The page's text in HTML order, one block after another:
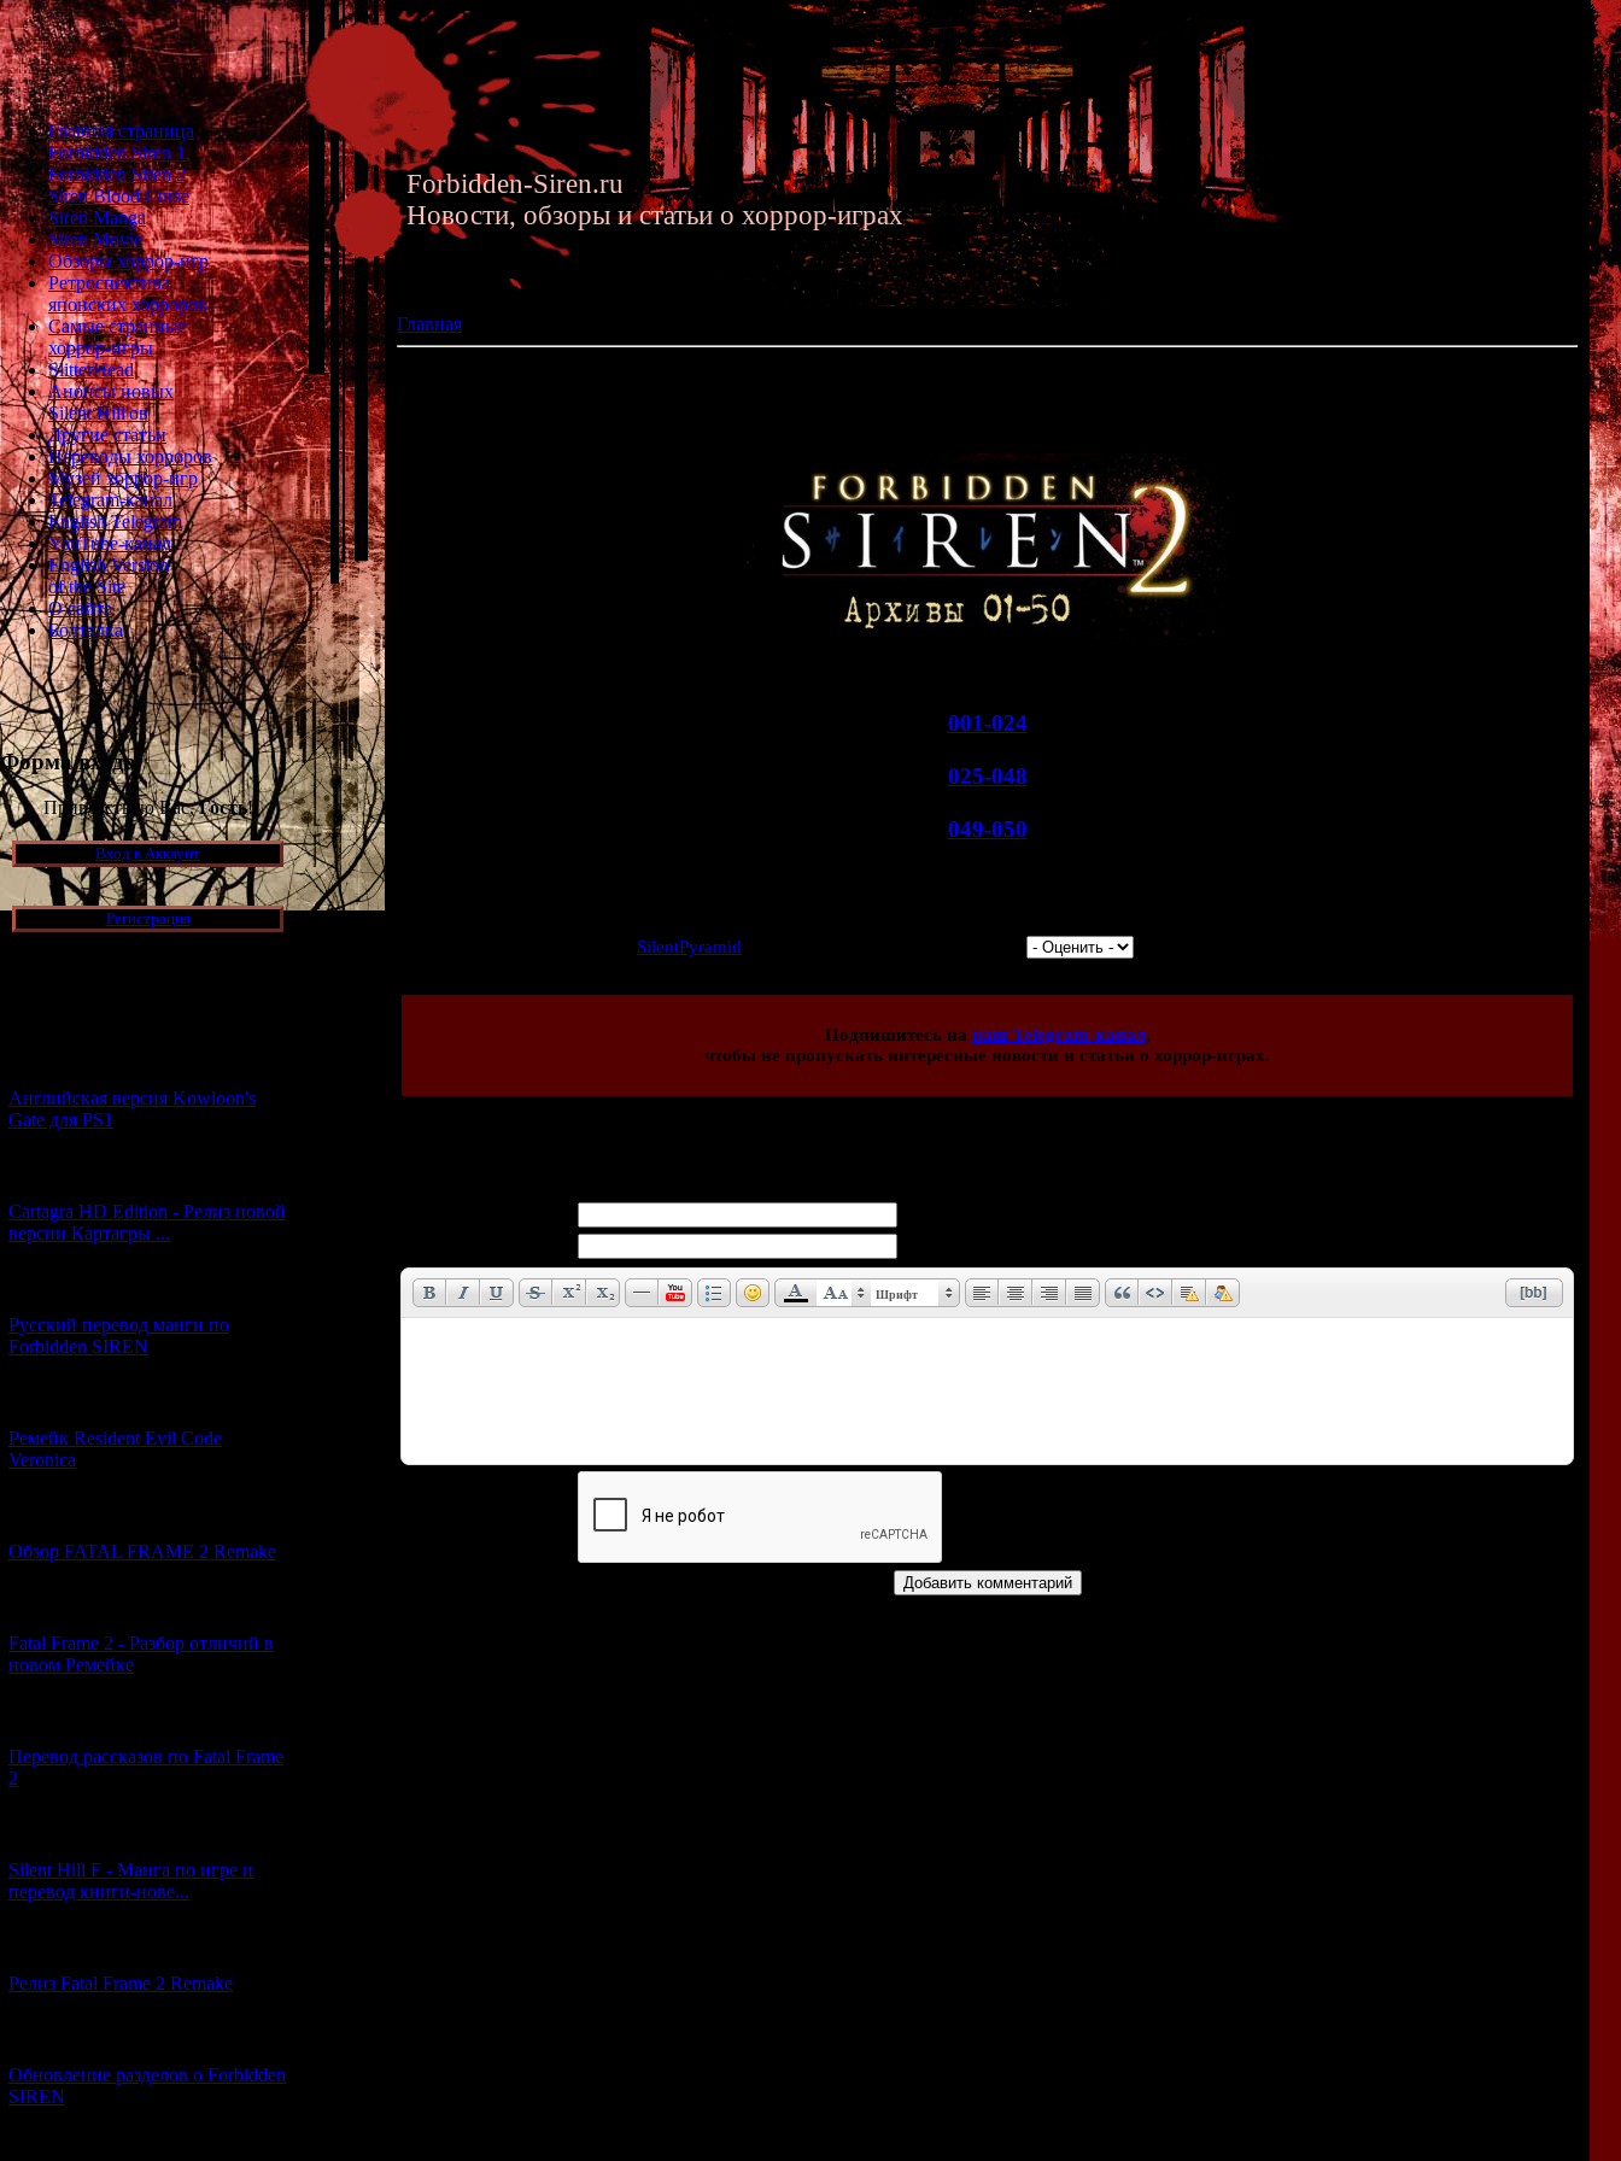
Главная страница
Forbidden Siren 1
Forbidden Siren 2
Siren Blood Curse
Siren Manga
Siren Movie
Обзоры хоррор-игр
Ретроспектива
японских хорроров
Самые странные
хоррор-игры
SlitterHead
Анонсы новых
Silent Hill'ов
Другие статьи
Переводы хорроров
Музей хоррор-игр
Telegram-канал
English Telegram
YouTube-канал
English Version
of the Site
О сайте
Болталка
Форма входа
Приветствую Вас,Гость!
Вход в Аккаунт
Регистрация
Английская версия Kowloon's
Gate для PS1
Cartagra HD Edition - Релиз новой
версии Картагры ...
Русский перевод манги по
Forbidden SIREN
Ремейк Resident Evil Code
Veronica
Обзор FATAL FRAME 2 Remake
Fatal Frame 2 - Разбор отличий в
новом Ремейке
Перевод рассказов по Fatal Frame
2
Silent Hill F - Манга по игре и
перевод книги-нове...
Релиз Fatal Frame 2 Remake
Обновление разделов о Forbidden
SIREN
Forbidden-Siren.ru
Новости, обзоры и статьи о хоррор-играх
Главная
001-024
025-048
049-050
SilentPyramid
Подпишитесь на наш Telegram-канал,
чтобы не пропускать интересные новости и статьи о хоррор-играх.
Шрифт